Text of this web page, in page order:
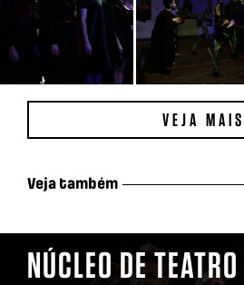
VEJA MAIS
Veja também
NÚCLEO DE